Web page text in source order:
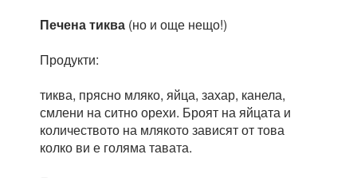
Печена тиква (но и още нещо!)
Продукти:
тиква, прясно мляко, яйца, захар, канела,
смлени на ситно орехи. Броят на яйцата и
количеството на млякото зависят от това
колко ви е голяма тавата.